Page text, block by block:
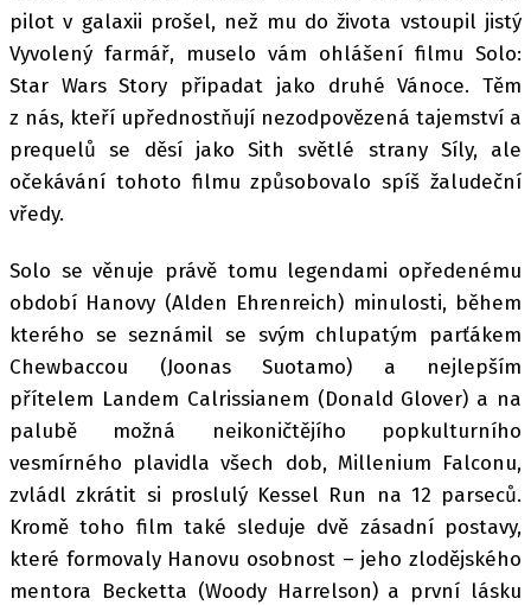
pilot v galaxii prošel, než mu do života vstoupil jistý
Vyvolený farmář, muselo vám ohlášení filmu Solo:
Star Wars Story připadat jako druhé Vánoce. Těm
z nás, kteří upřednostňují nezodpovězená tajemství a
prequelů se děsí jako Sith světlé strany Síly, ale
očekávání tohoto filmu způsobovalo spíš žaludeční
vředy.
Solo se věnuje právě tomu legendami opředenému
období Hanovy (Alden Ehrenreich) minulosti, během
kterého se seznámil se svým chlupatým parťákem
Chewbaccou (Joonas Suotamo) a nejlepším
přítelem Landem Calrissianem (Donald Glover) a na
palubě možná neikoničtějího popkulturního
vesmírného plavidla všech dob, Millenium Falconu,
zvládl zkrátit si proslulý Kessel Run na 12 parseců.
Kromě toho film také sleduje dvě zásadní postavy,
které formovaly Hanovu osobnost – jeho zlodějského
mentora Becketta (Woody Harrelson) a první lásku